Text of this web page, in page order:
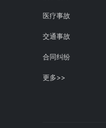
医疗事故
交通事故
合同纠纷
更多>>